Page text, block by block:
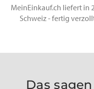
MeinEinkauf.ch liefert in
Schweiz - fertig
Das